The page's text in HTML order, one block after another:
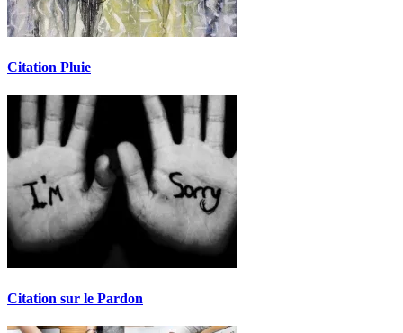
Citation Pluie
Citation sur le Pardon